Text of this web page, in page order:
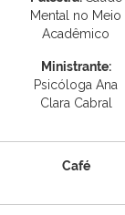
Mental no Meio
Acadêmico
Ministrante:
Psicóloga Ana
Clara Cabral
Café